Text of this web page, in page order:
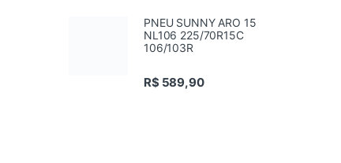
PNEU SUNNY ARO 15
NL106 225/70R15C
106/103R
R$589,90